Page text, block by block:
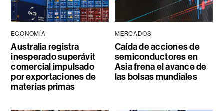
ECONOMÍA
Australia registra
inesperado superávit
comercial impulsado
por exportaciones de
materias primas
MERCADOS
Caída de acciones de
semiconductores en
Asia frena el avance de
las bolsas mundiales